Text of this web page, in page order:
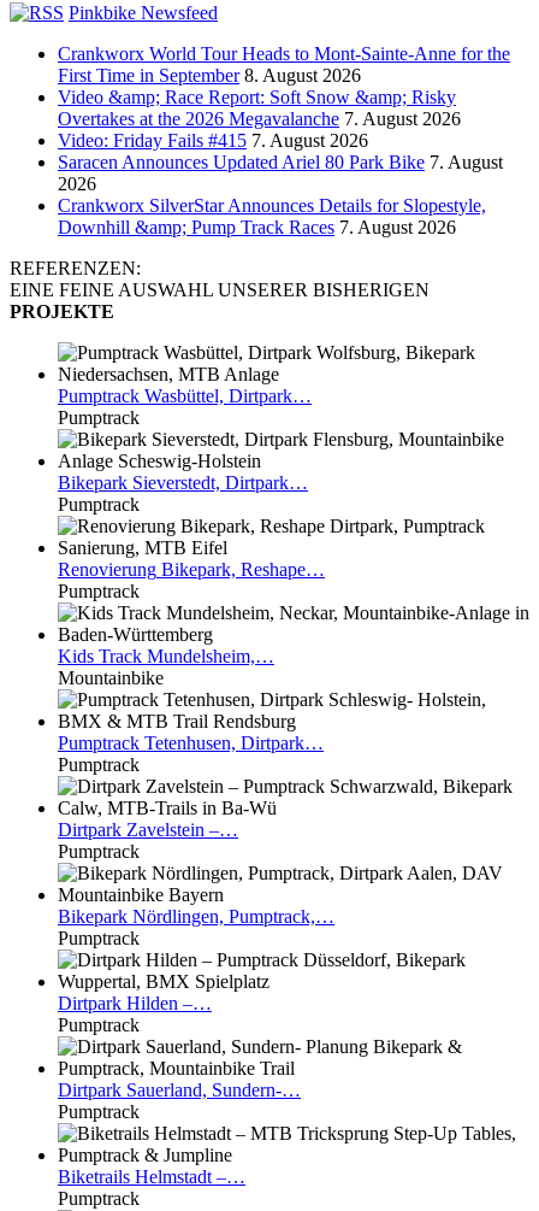
Pinkbike Newsfeed
Crankworx World Tour Heads to Mont-Sainte-Anne for the
First Time in September 8. August 2026
Video &amp; Race Report: Soft Snow &amp; Risky
Overtakes at the 2026 Megavalanche 7. August 2026
Video: Friday Fails #415 7. August 2026
Saracen Announces Updated Ariel 80 Park Bike 7. August
2026
Crankworx SilverStar Announces Details for Slopestyle,
Downhill &amp; Pump Track Races 7. August 2026
REFERENZEN:
EINE FEINE AUSWAHL UNSERER BISHERIGEN
PROJEKTE
Pumptrack Wasbüttel, Dirtpark…
Pumptrack
Bikepark Sieverstedt, Dirtpark…
Pumptrack
Renovierung Bikepark, Reshape…
Pumptrack
Kids Track Mundelsheim,…
Mountainbike
Pumptrack Tetenhusen, Dirtpark…
Pumptrack
Dirtpark Zavelstein –…
Pumptrack
Bikepark Nördlingen, Pumptrack,…
Pumptrack
Dirtpark Hilden –…
Pumptrack
Dirtpark Sauerland, Sundern-…
Pumptrack
Biketrails Helmstadt –…
Pumptrack